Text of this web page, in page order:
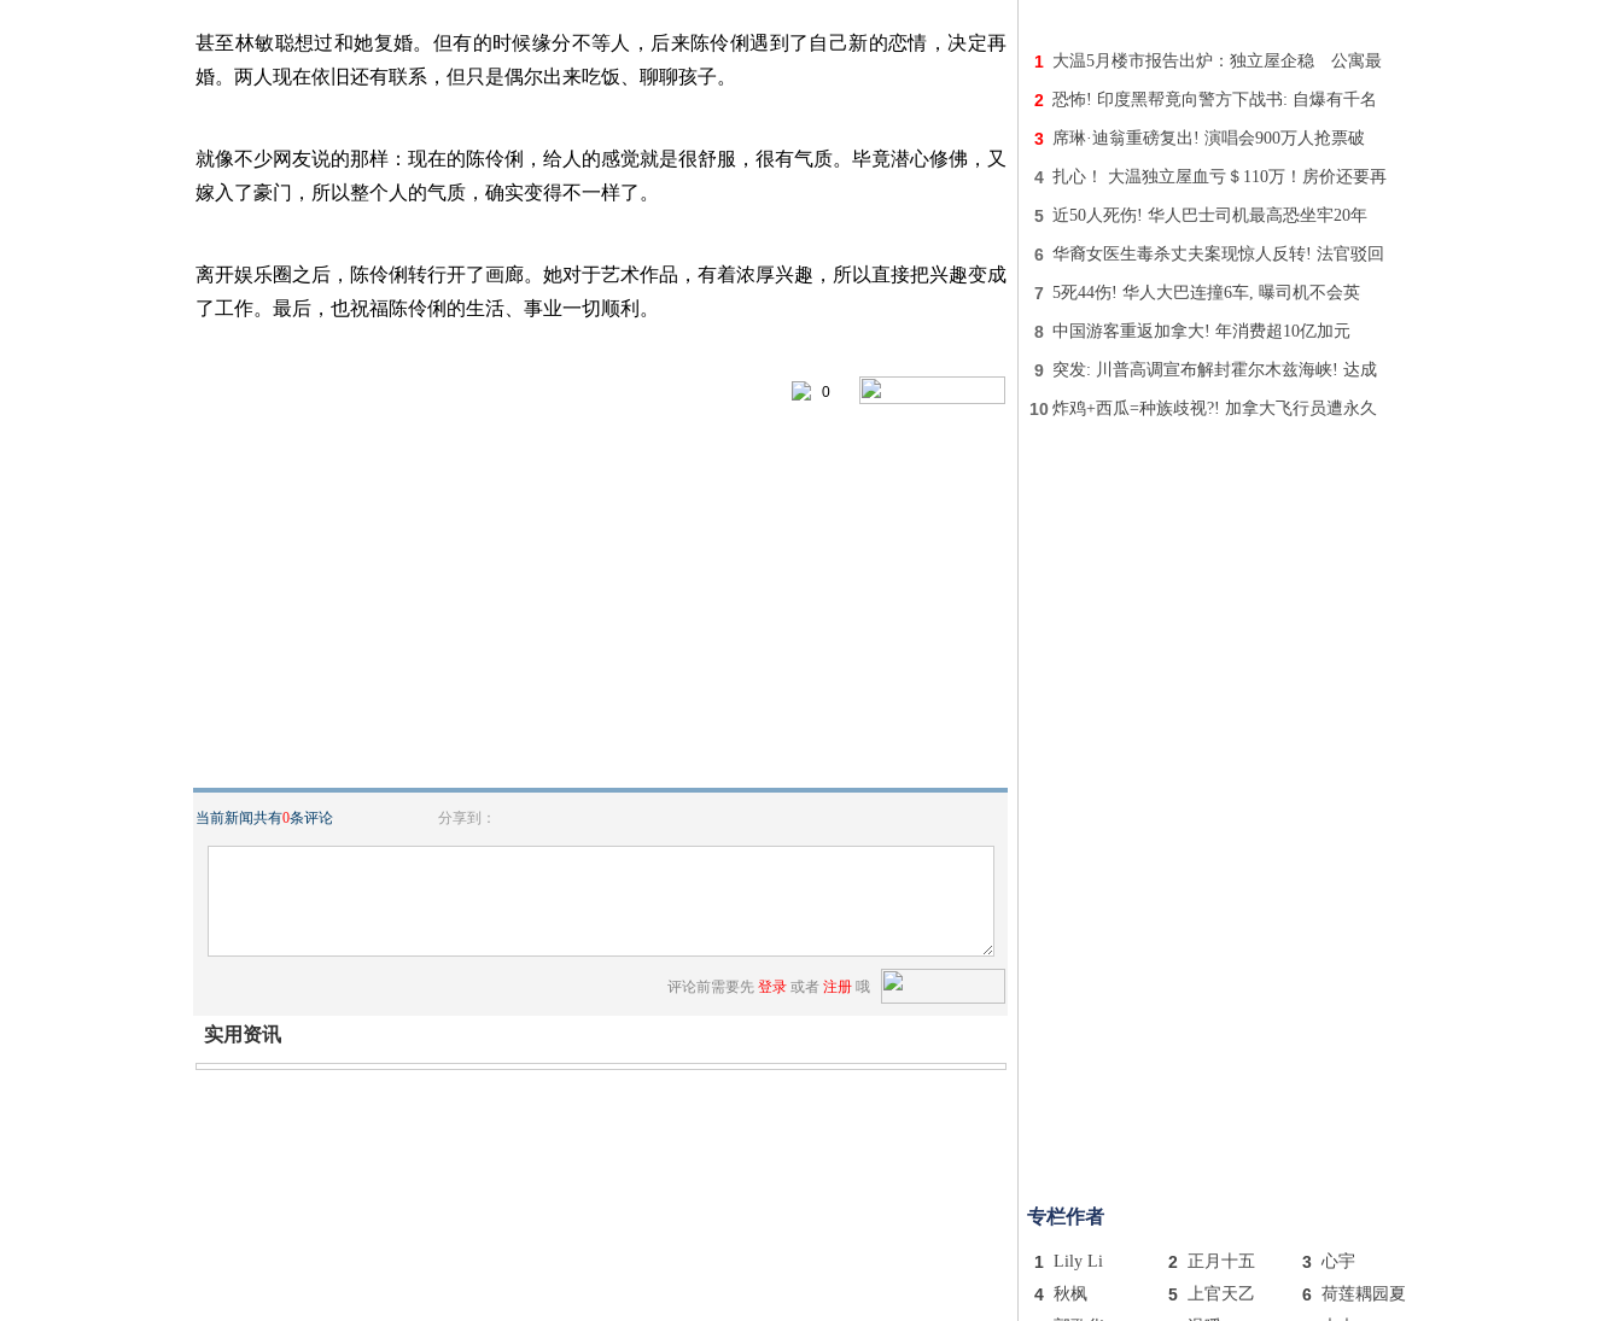
甚至林敏聪想过和她复婚。但有的时候缘分不等人，后来陈伶俐遇到了自己新的恋情，决定再
婚。两人现在依旧还有联系，但只是偶尔出来吃饭、聊聊孩子。
就像不少网友说的那样：现在的陈伶俐，给人的感觉就是很舒服，很有气质。毕竟潜心修佛，又
嫁入了豪门，所以整个人的气质，确实变得不一样了。
离开娱乐圈之后，陈伶俐转行开了画廊。她对于艺术作品，有着浓厚兴趣，所以直接把兴趣变成
了工作。最后，也祝福陈伶俐的生活、事业一切顺利。
0
当前新闻共有0条评论 分享到：
评论前需要先 登录 或者 注册 哦
实用资讯
1 大温5月楼市报告出炉：独立屋企稳 公寓最
2 恐怖! 印度黑帮竟向警方下战书: 自爆有千名
3 席琳·迪翁重磅复出! 演唱会900万人抢票破
4 扎心！ 大温独立屋血亏＄110万！房价还要再
5 近50人死伤! 华人巴士司机最高恐坐牢20年
6 华裔女医生毒杀丈夫案现惊人反转! 法官驳回
7 5死44伤! 华人大巴连撞6车, 曝司机不会英
8 中国游客重返加拿大! 年消费超10亿加元
9 突发: 川普高调宣布解封霍尔木兹海峡! 达成
10 炸鸡+西瓜=种族歧视?! 加拿大飞行员遭永久
专栏作者
1 Lily Li 2 正月十五 3 心宇
4 秋枫 5 上官天乙 6 荷莲耦园夏